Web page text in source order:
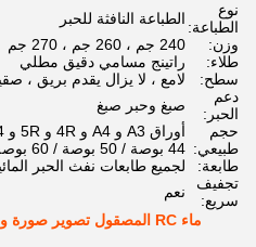
نوع
الطباعة: الطباعة النافثة للحبر
وزن:
240 جم ، 260 جم ​​، 270 جم
طلاء:
راتينج مسامي دقيق مطلي
سطح:
لامع ، لا يزال يقدم بريق ،
دعم
الحبر:
صبغ وحبر صبغ
حجم
طبيعي: 44 بوصة / 50 بوصة / 60 بوصة × 30 م
طابعة:
لجميع طابعات نفث الحبر
تجفيف
سريع:
نعم
ماء RC المصقول تصوير صورة ورقة لفة لكانون إبسون الطابعة HP